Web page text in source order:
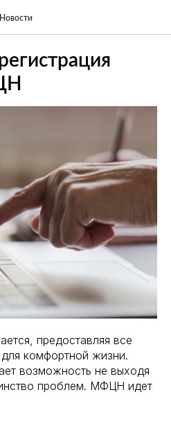
Новости
предоставляя все
комфортной жизни.
возможность не выходя
проблем. МФЦН идет